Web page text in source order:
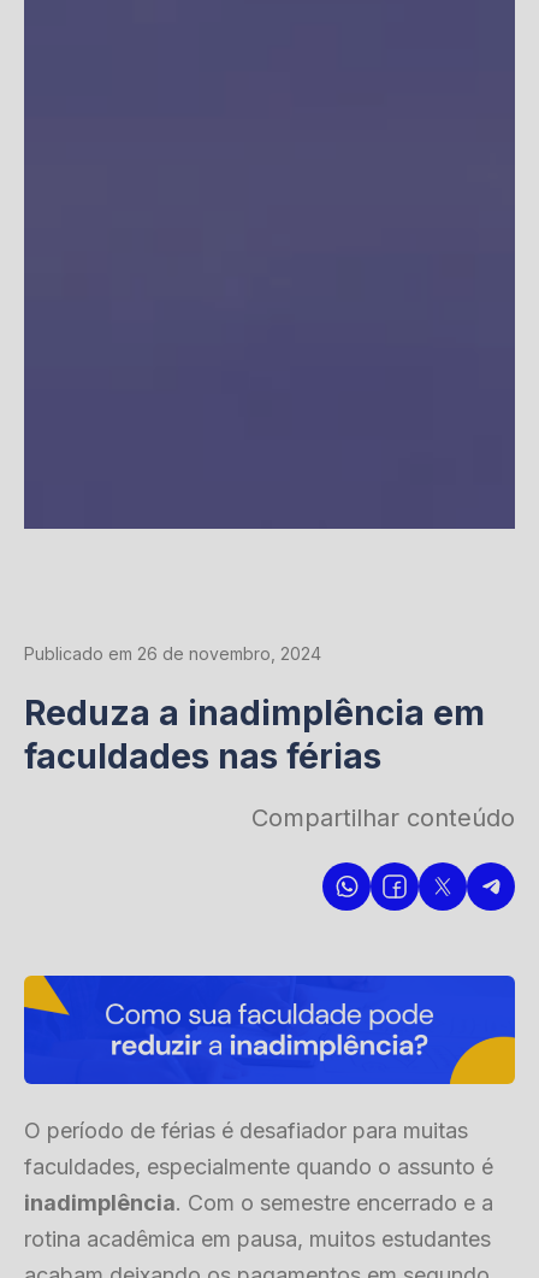
Publicado em 26 de novembro, 2024
Reduza a inadimplência em
faculdades nas férias
Compartilhar conteúdo
O período de férias é desafiador para muitas
faculdades, especialmente quando o assunto é
inadimplência. Com o semestre encerrado e a
rotina acadêmica em pausa, muitos estudantes